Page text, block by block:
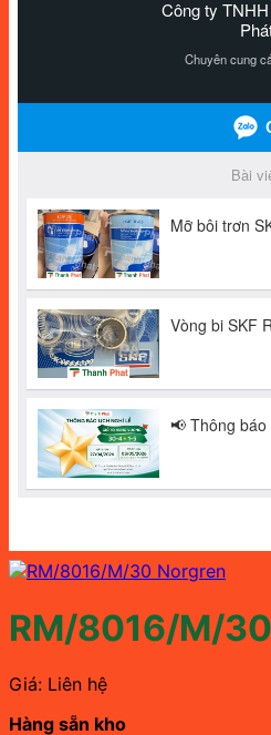
RM/8016/M/
Giá: Liên hệ
Hàng sẵn kho